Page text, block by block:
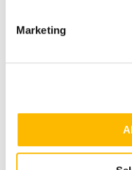
Marketing
dus in dat opzicht
altijd al was.
Ik koos voor het
speelt de
Wat er veranderd